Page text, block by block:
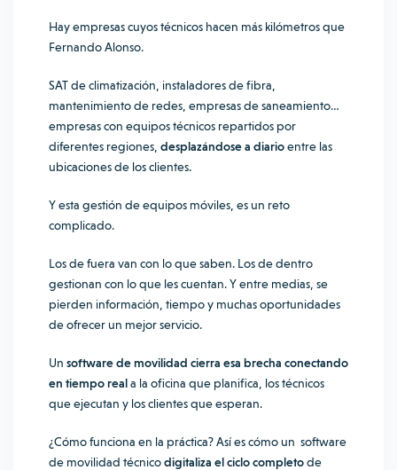
Hay empresas cuyos técnicos hacen más kilómetros que
Fernando Alonso.
SAT de climatización, instaladores de fibra,
mantenimiento de redes, empresas de saneamiento…
empresas con equipos técnicos repartidos por
diferentes regiones, desplazándose a diarioentre las
ubicaciones de los clientes.
Y esta gestión de equipos móviles, es un reto
complicado.
Los de fuera van con lo que saben. Los de dentro
gestionan con lo que les cuentan. Y entre medias, se
pierden información, tiempo y muchas oportunidades
de ofrecer un mejor servicio.
Un software de movilidad cierra esa brecha conectando
en tiempo reala la oficina que planifica, los técnicos
que ejecutan y los clientes que esperan.
¿Cómo funciona en la práctica? Así es cómo un software
de movilidad técnicodigitaliza el ciclo completode